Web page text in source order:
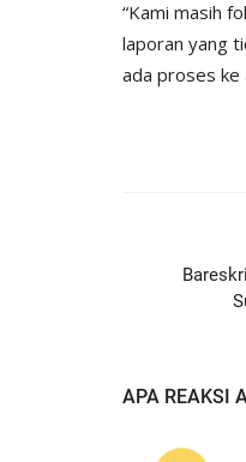
“Kami masih
laporan yang
ada proses ke
APA REAKSI
Humas